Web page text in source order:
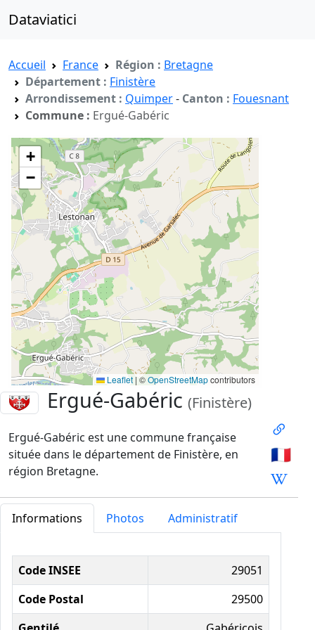
Dataviatici
Accueil France Région : Bretagne
Département : Finistère
Arrondissement : Quimper- Canton : Fouesnant
Commune : Ergué-Gabéric
+
−
Leaflet |©OpenStreetMapcontributors
Ergué-Gabéric(Finistère)
Ergué-Gabéric est une commune française
située dans le département de Finistère, en
région Bretagne.
🇫🇷
Informations Photos Administratif
Informations administratives
Code INSEE
29051
Code Postal
29500